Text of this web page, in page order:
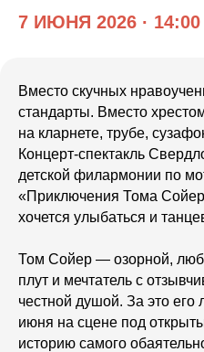
7 ИЮНЯ 2026 · 14:00
Вместо скучных
стандарты. Вместо
на кларнете, трубе,
Концерт-спектакль
детской филармонии по
«Приключения Тома
хочется улыбаться и
Том Сойер — озорной,
плут и мечтатель с
честной душой. За это его
июня на сцене под
историю самого